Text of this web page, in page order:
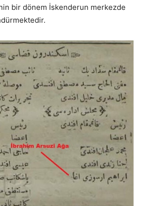
bir dönem İskenderun merkezde